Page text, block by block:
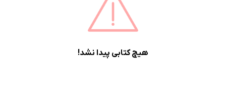
پرفروش‌ها
پربحث‌ها
هیچ کتابی پیدا نشد!